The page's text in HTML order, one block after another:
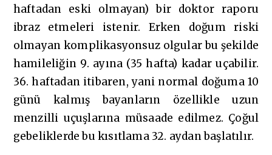
haftadan eski olmayan) bir doktor raporu
ibraz etmeleri istenir. Erken doğum riski
olmayan komplikasyonsuz olgular bu şekilde
hamileliğin 9. ayına (35 hafta) kadar uçabilir.
36. haftadan itibaren, yani normal doğuma 10
günü kalmış bayanların özellikle uzun
menzilli uçuşlarına müsaade edilmez. Çoğul
gebeliklerde bu kısıtlama 32. aydan başlatılır.